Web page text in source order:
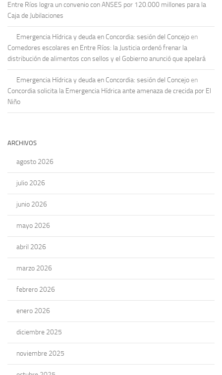
Entre Ríos logra un convenio con ANSES por 120.000 millones para la
Caja de Jubilaciones
Emergencia Hídrica y deuda en Concordia: sesión del Concejo en
Comedores escolares en Entre Ríos: la Justicia ordenó frenar la
distribución de alimentos con sellos y el Gobierno anunció que apelará
Emergencia Hídrica y deuda en Concordia: sesión del Concejo en
Concordia solicita la Emergencia Hídrica ante amenaza de crecida por El
Niño
ARCHIVOS
agosto 2026
julio 2026
junio 2026
mayo 2026
abril 2026
marzo 2026
febrero 2026
enero 2026
diciembre 2025
noviembre 2025